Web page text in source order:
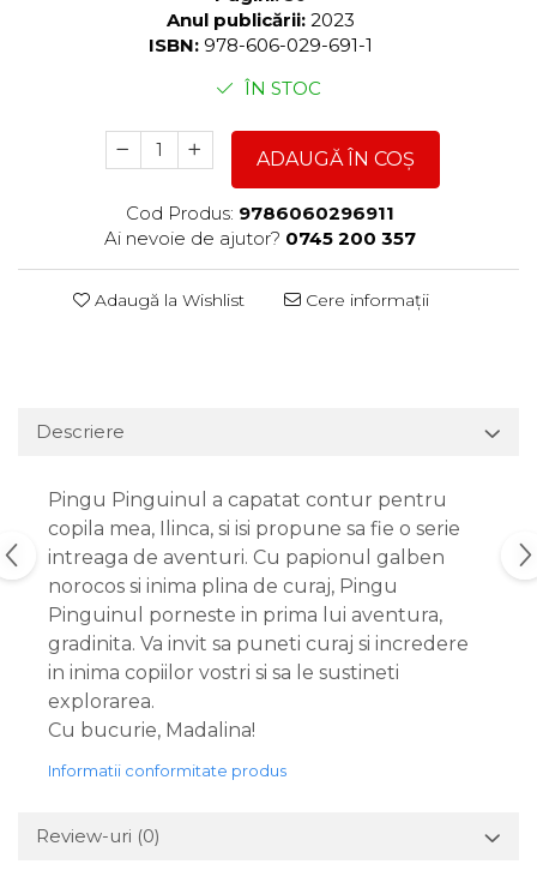
Anul publicării: 2023
ISBN: 978-606-029-691-1
ÎN STOC
ADAUGĂ ÎN COȘ
Cod Produs: 9786060296911
Ai nevoie de ajutor? 0745 200 357
Adaugă la Wishlist Cere informații
Descriere
Pingu Pinguinul a capatat contur pentru
copila mea, Ilinca, si isi propune sa fie o serie
intreaga de aventuri. Cu papionul galben
norocos si inima plina de curaj, Pingu
Pinguinul porneste in prima lui aventura,
gradinita. Va invit sa puneti curaj si incredere
in inima copiilor vostri si sa le sustineti
explorarea.
Cu bucurie, Madalina!
Informatii conformitate produs
Review-uri (0)